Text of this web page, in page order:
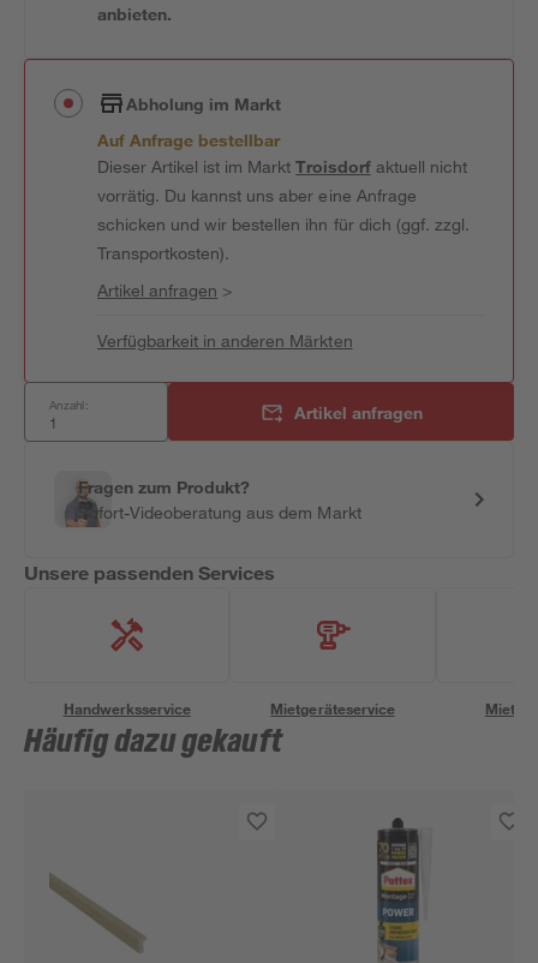
anbieten.
Abholung im Markt
Auf Anfrage bestellbar
Dieser Artikel ist im MarktTroisdorfaktuell nicht
vorrätig. Du kannst uns aber eine Anfrage
schicken und wir bestellen ihn für dich (ggf. zzgl.
Transportkosten).
Artikel anfragen >
Verfügbarkeit in anderen Märkten
Anzahl: Artikel anfragen
Fragen zum Produkt?
Sofort-Videoberatung aus dem Markt
Unsere passenden Services
Handwerksservice Mietgeräteservice
Häufig dazu gekauft